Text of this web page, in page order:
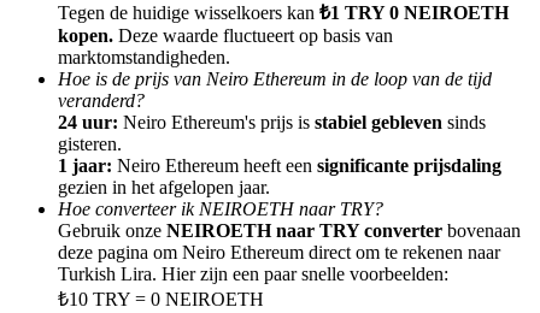
BTC Welcome Rewards
Deposit & Trade BTC to Share 25000 USDT prize pool!
Tegen de huidige wisselkoers kan ₺1 TRY 0 NEIROETH
kopen. Deze waarde fluctueert op basis van
marktomstandigheden.
Hoe is de prijs van Neiro Ethereum in de loop van de tijd
veranderd?
24 uur: Neiro Ethereum's prijs is stabiel gebleven sinds
gisteren.
1 jaar: Neiro Ethereum heeft een significante prijsdaling
gezien in het afgelopen jaar.
Hoe converteer ik NEIROETH naar TRY?
Gebruik onze NEIROETH naar TRY converter bovenaan
deze pagina om Neiro Ethereum direct om te rekenen naar
Turkish Lira. Hier zijn een paar snelle voorbeelden:
₺10 TRY = 0 NEIROETH